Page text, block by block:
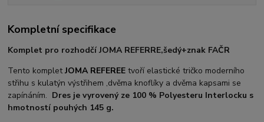
Kompletní specifikace
Komplet pro rozhodčí JOMA REFERRE,šedý+znak FAČR
Tento kompletJOMA REFEREE tvoří elastické tričko moderního
střihu s kulatýn výstřihem ,dvěma knoflíky a dvěma kapsami se
zapínáním. Dres je vyrovený ze 100 % Polyesteru Interlocku s
hmotností pouhých 145 g.